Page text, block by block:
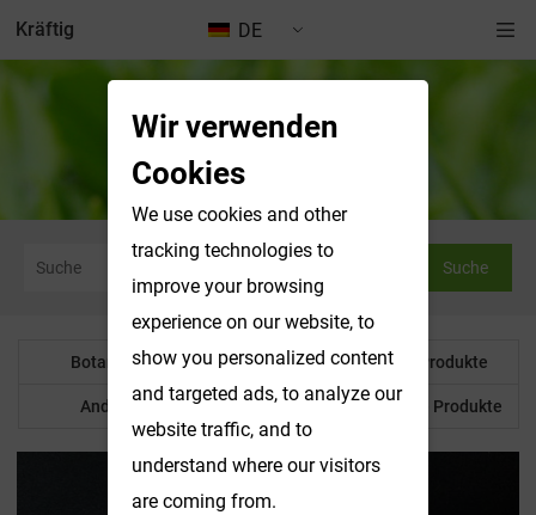
DE
Kräftig
Botanisches Pulver
Suche
Botanisches Pulver Wasserlösliche Produkte
Anderes Produkt Maßgeschneiderte Produkte
Wir verwenden
Cookies
We use cookies and other
tracking technologies to
improve your browsing
experience on our website, to
show you personalized content
and targeted ads, to analyze our
website traffic, and to
understand where our visitors
are coming from.